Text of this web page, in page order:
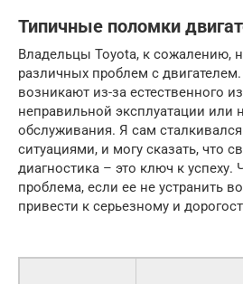
Типичные поломки
Владельцы Toyota, к сожалению,
различных проблем с
возникают из-за естественного
неправильной эксплуатации или
обслуживания. Я сам
ситуациями, и могу сказать, что
диагностика – это ключ к успеху.
проблема, если ее не устранить
привести к серьезному и